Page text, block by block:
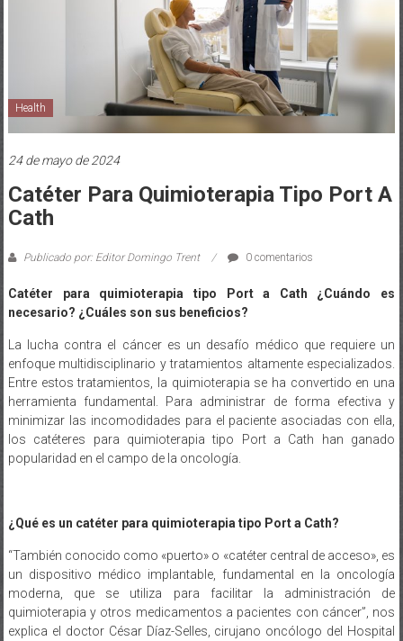
Health
24 de mayo de 2024
Catéter Para Quimioterapia Tipo Port A
Cath
Publicado por: Editor Domingo Trent 0 comentarios
Catéter para quimioterapia tipo Port a Cath ¿Cuándo es
necesario? ¿Cuáles son sus beneficios?
La lucha contra el cáncer es un desafío médico que requiere un
enfoque multidisciplinario y tratamientos altamente especializados.
Entre estos tratamientos, la quimioterapia se ha convertido en una
herramienta fundamental. Para administrar de forma efectiva y
minimizar las incomodidades para el paciente asociadas con ella,
los catéteres para quimioterapia tipo Port a Cath han ganado
popularidad en el campo de la oncología.
¿Qué es un catéter para quimioterapia tipo Port a Cath?
“También conocido como «puerto» o «catéter central de acceso», es
un dispositivo médico implantable, fundamental en la oncología
moderna, que se utiliza para facilitar la administración de
quimioterapia y otros medicamentos a pacientes con cáncer”, nos
explica el doctor César Díaz-Selles, cirujano oncólogo del Hospital